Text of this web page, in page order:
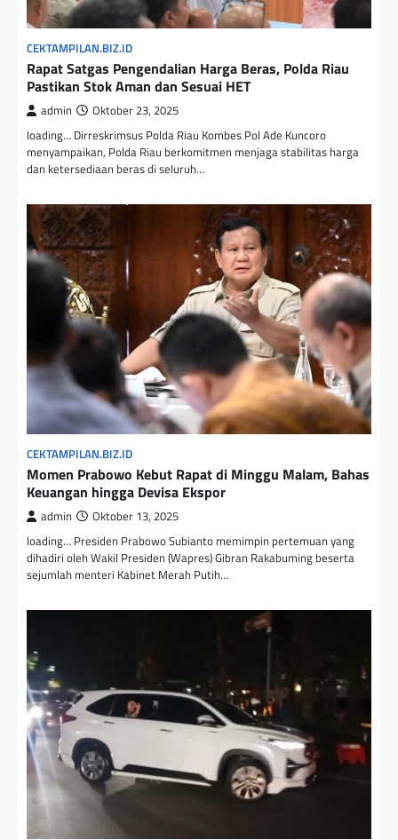
CEKTAMPILAN.BIZ.ID
Rapat Satgas Pengendalian Harga Beras, Polda Riau
Pastikan Stok Aman dan Sesuai HET
admin Oktober 23, 2025
loading… Dirreskrimsus Polda Riau Kombes Pol Ade Kuncoro
menyampaikan, Polda Riau berkomitmen menjaga stabilitas harga
dan ketersediaan beras di seluruh…
CEKTAMPILAN.BIZ.ID
Momen Prabowo Kebut Rapat di Minggu Malam, Bahas
Keuangan hingga Devisa Ekspor
admin Oktober 13, 2025
loading… Presiden Prabowo Subianto memimpin pertemuan yang
dihadiri oleh Wakil Presiden (Wapres) Gibran Rakabuming beserta
sejumlah menteri Kabinet Merah Putih…